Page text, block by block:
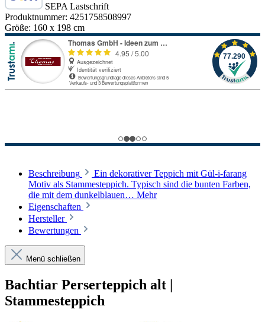
SEPA Lastschrift
Produktnummer: 4251758508997
Größe: 160 x 198 cm
Beschreibung
Ein dekorativer Teppich mit Gül-i-farang
Motiv als Stammesteppich. Typisch sind die bunten Farben,
die mit dem dunkelblauen… Mehr
Eigenschaften
Hersteller
Bewertungen
Menü schließen
Bachtiar Perserteppich alt |
Stammesteppich